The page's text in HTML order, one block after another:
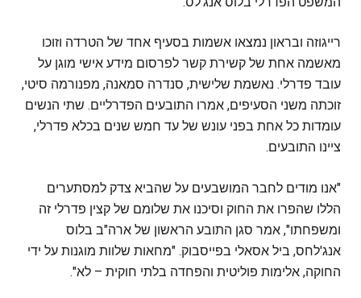
רייגוזה ובראון נמצאו אשמות בסעיף אחד של הטרדה וזוכו
מאשמה אחת של קשירת קשר לפרסום מידע אישי מוגן על
עובד פדרלי. נאשמת שלישית, סנדרה סמאנה, מפנורמה סיטי,
זוכתה משני הסעיפים, אמרו התובעים הפדרליים. שתי הנשים
עומדות כל אחת בפני עונש של עד חמש שנים בכלא פדרלי,
ציינו התובעים.
"אנו מודים לחבר המושבעים על שהביא צדק למסתערים
הללו שהפרו את החוק וסיכנו את שלומם של קצין פדרלי זה
ומשפחתו", אמר סגן התובע הראשון של ארה"ב בלוס
אנג'לחס, ביל אסאלי בפייסבוק. "מחאות שלוות מוגנות על ידי
החוקה, אלימות פוליטית והפחדה בלתי חוקית – לא".